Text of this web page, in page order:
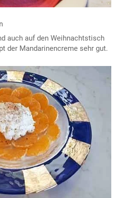
auch auf den Weihnachtstisch
der Mandarinencreme sehr gut.